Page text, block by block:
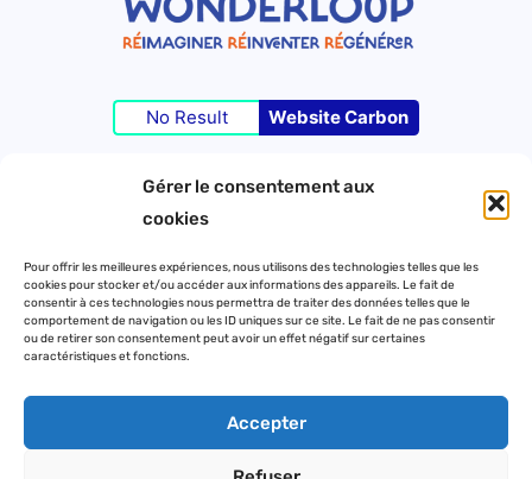
Gérer le consentement aux
cookies
Pour offrir les meilleures expériences, nous utilisons des technologies telles que les
cookies pour stocker et/ou accéder aux informations des appareils. Le fait de
consentir à ces technologies nous permettra de traiter des données telles que le
comportement de navigation ou les ID uniques sur ce site. Le fait de ne pas consentir
ou de retirer son consentement peut avoir un effet négatif sur certaines
caractéristiques et fonctions.
Accepter
No Result Website Carbon
Contact
Mentions légales